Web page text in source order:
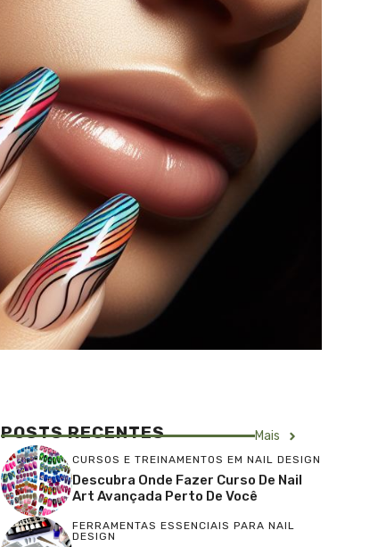
POSTS RECENTES Mais
CURSOS E TREINAMENTOS EM NAIL DESIGN
Descubra Onde Fazer Curso De Nail
Art Avançada Perto De Você
FERRAMENTAS ESSENCIAIS PARA NAIL
DESIGN